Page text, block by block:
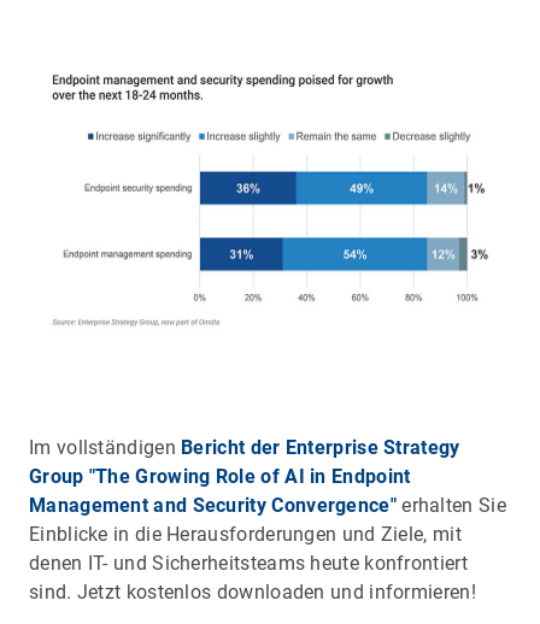
Im vollständigen Bericht der Enterprise Strategy
Group "The Growing Role of AI in Endpoint
Management and Security Convergence"erhalten Sie
Einblicke in die Herausforderungen und Ziele, mit
denen IT- und Sicherheitsteams heute konfrontiert
sind. Jetzt kostenlos downloaden und informieren!